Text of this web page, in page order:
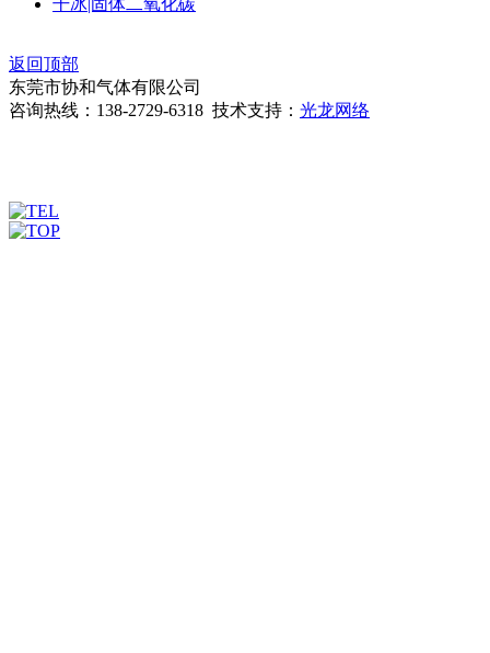
返回顶部
东莞市协和气体有限公司
咨询热线：138-2729-6318 技术支持： 光龙网络